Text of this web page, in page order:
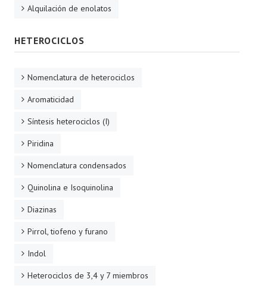
Alquilación de enolatos
HETEROCICLOS
Nomenclatura de heterociclos
Aromaticidad
Síntesis heterociclos (I)
Piridina
Nomenclatura condensados
Quinolina e Isoquinolina
Diazinas
Pirrol, tiofeno y furano
Indol
Heterociclos de 3,4 y 7 miembros